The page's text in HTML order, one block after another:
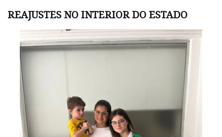
REAJUSTES NO INTERIOR DO ESTADO